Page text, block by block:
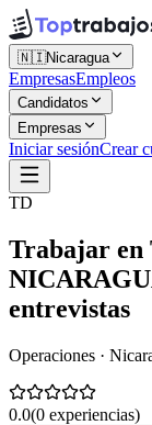
🇳🇮Nicaragua
EmpresasEmpleos
Candidatos
Empresas
Iniciar sesiónCrear
TD
Trabajar en
entrevistas
Operaciones ·
0.0(0 experiencias)